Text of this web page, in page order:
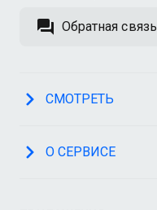
Обратная связь
СМОТРЕТЬ
О СЕРВИСЕ